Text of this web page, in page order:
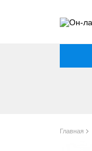
Главная